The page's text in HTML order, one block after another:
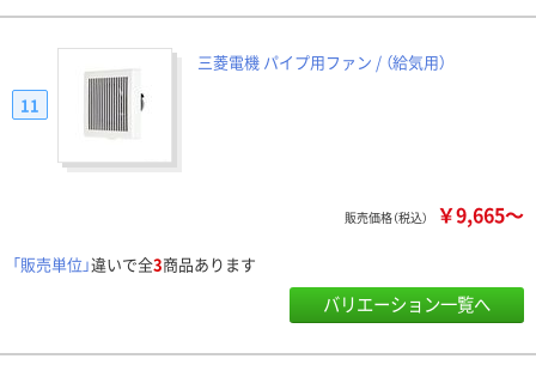
三菱電機 パイプ用ファン / （給気用）
11
販売価格（税込） ￥9,665～
「販売単位」違いで全3商品あります
バリエーション一覧へ